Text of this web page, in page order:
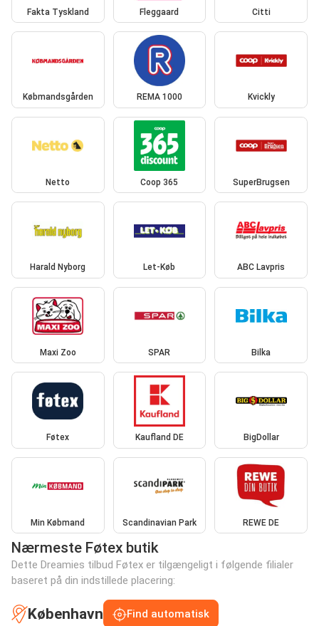
Fakta Tyskland Fleggaard Citti
Købmandsgården REMA 1000 Kvickly
Netto Coop 365 SuperBrugsen
Harald Nyborg Let-Køb ABC Lavpris
Maxi Zoo SPAR Bilka
Føtex Kaufland DE BigDollar
Min Købmand Scandinavian Park REWE DE
Nærmeste Føtex butik
Dette Dreamies tilbud Føtex er tilgængeligt i følgende filialer
baseret på din indstillede placering:
København Find automatisk